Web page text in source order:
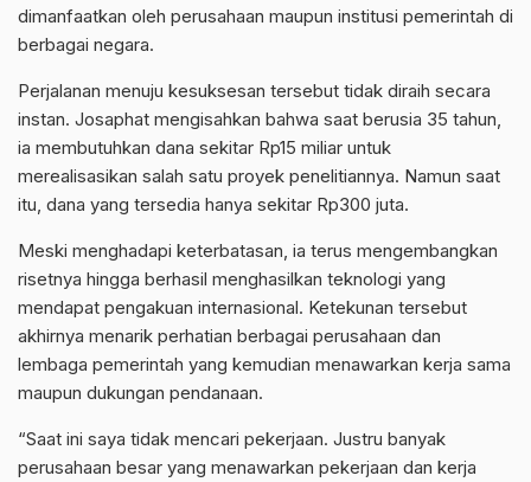
dimanfaatkan oleh perusahaan maupun institusi pemerintah di
berbagai negara.
Perjalanan menuju kesuksesan tersebut tidak diraih secara
instan. Josaphat mengisahkan bahwa saat berusia 35 tahun,
ia membutuhkan dana sekitar Rp15 miliar untuk
merealisasikan salah satu proyek penelitiannya. Namun saat
itu, dana yang tersedia hanya sekitar Rp300 juta.
Meski menghadapi keterbatasan, ia terus mengembangkan
risetnya hingga berhasil menghasilkan teknologi yang
mendapat pengakuan internasional. Ketekunan tersebut
akhirnya menarik perhatian berbagai perusahaan dan
lembaga pemerintah yang kemudian menawarkan kerja sama
maupun dukungan pendanaan.
“Saat ini saya tidak mencari pekerjaan. Justru banyak
perusahaan besar yang menawarkan pekerjaan dan kerja